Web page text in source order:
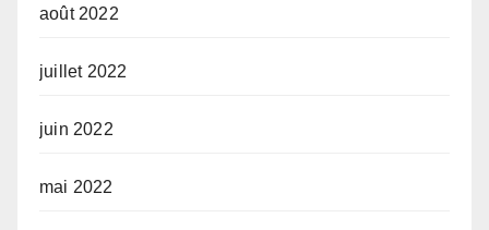
août 2022
juillet 2022
juin 2022
mai 2022